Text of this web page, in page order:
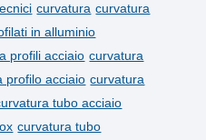
curvatura curvatura
in alluminio
profili acciaio curvatura
profilo acciaio curvatura
tubo acciaio
curvatura tubo